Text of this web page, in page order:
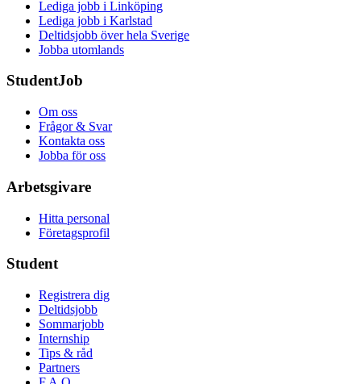
Lediga jobb i Linköping
Lediga jobb i Karlstad
Deltidsjobb över hela Sverige
Jobba utomlands
StudentJob
Om oss
Frågor & Svar
Kontakta oss
Jobba för oss
Arbetsgivare
Hitta personal
Företagsprofil
Student
Registrera dig
Deltidsjobb
Sommarjobb
Internship
Tips & råd
Partners